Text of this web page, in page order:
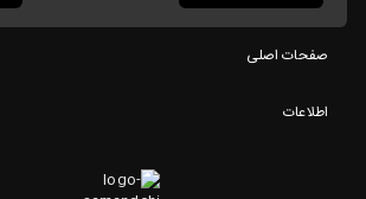
صفحات اصلی
اطلاعات